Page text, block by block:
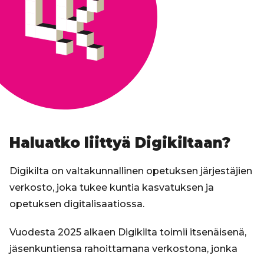
Haluatko liittyä Digikiltaan?
Digikilta on valtakunnallinen opetuksen järjestäjien
verkosto, joka tukee kuntia kasvatuksen ja
opetuksen digitalisaatiossa.
Vuodesta 2025 alkaen Digikilta toimii itsenäisenä,
jäsenkuntiensa rahoittamana verkostona, jonka